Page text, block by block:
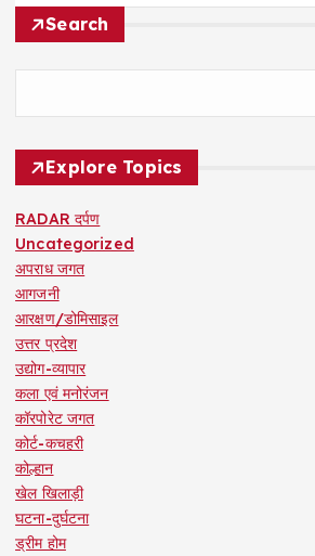
Search
Explore Topics
RADAR दर्पण
Uncategorized
अपराध जगत
आगजनी
आरक्षण/डोमिसाइल
उत्तर प्रदेश
उद्योग-व्यापार
कला एवं मनोरंजन
कॉरपोरेट जगत
कोर्ट-कचहरी
कोल्हान
खेल खिलाड़ी
घटना-दुर्घटना
ड्रीम होम